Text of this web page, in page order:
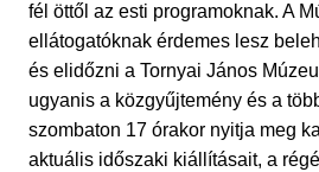
fél öttől az esti programoknak. A
ellátogatóknak érdemes lesz
és elidőzni a Tornyai János
ugyanis a közgyűjtemény és a
szombaton 17 órakor nyitja meg
aktuális időszaki kiállításait, a